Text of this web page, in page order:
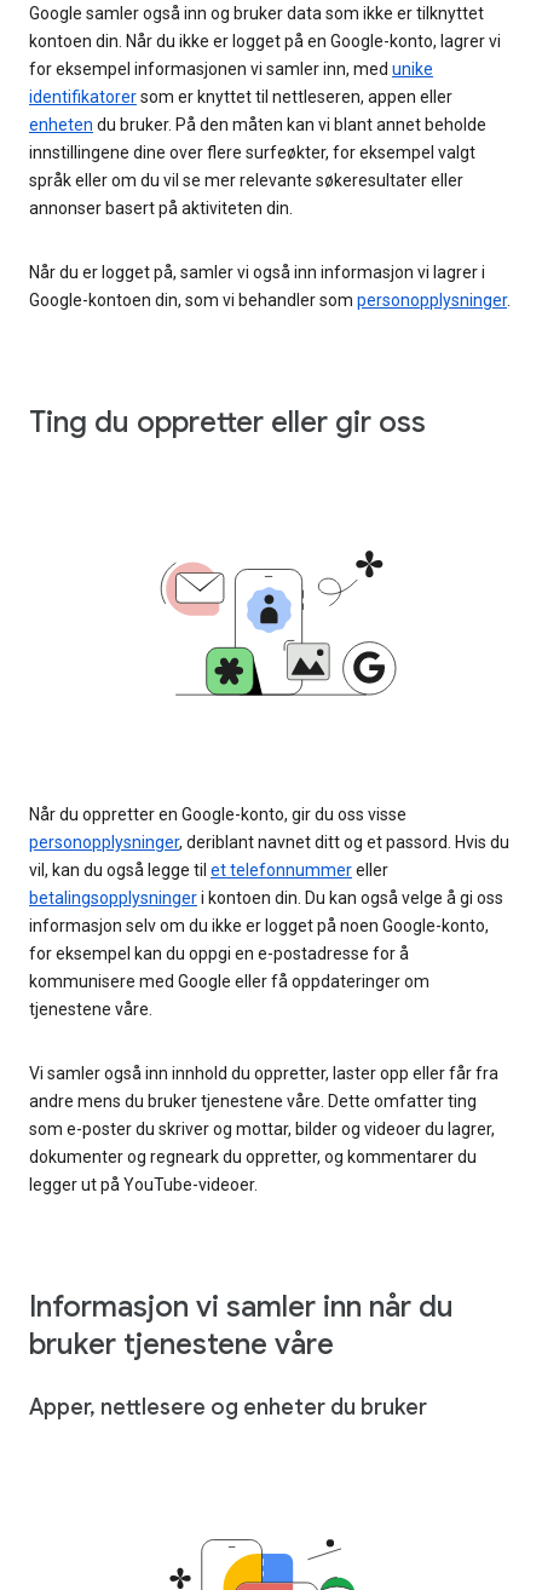
Google samler også inn og bruker data som ikke er tilknyttet
kontoen din. Når du ikke er logget på en Google-konto, lagrer vi
for eksempel informasjonen vi samler inn, med unike
identifikatorersom er knyttet til nettleseren, appen eller
enheten du bruker. På den måten kan vi blant annet beholde
innstillingene dine over flere surfeøkter, for eksempel valgt
språk eller om du vil se mer relevante søkeresultater eller
annonser basert på aktiviteten din.
Når du er logget på, samler vi også inn informasjon vi lagrer i
Google-kontoen din, som vi behandler som personopplysninger.
Ting du oppretter eller gir oss
Når du oppretter en Google-konto, gir du oss visse
personopplysninger, deriblant navnet ditt og et passord. Hvis du
vil, kan du også legge til et telefonnummereller
betalingsopplysningeri kontoen din. Du kan også velge å gi oss
informasjon selv om du ikke er logget på noen Google-konto,
for eksempel kan du oppgi en e-postadresse for å
kommunisere med Google eller få oppdateringer om
tjenestene våre.
Vi samler også inn innhold du oppretter, laster opp eller får fra
andre mens du bruker tjenestene våre. Dette omfatter ting
som e-poster du skriver og mottar, bilder og videoer du lagrer,
dokumenter og regneark du oppretter, og kommentarer du
legger ut på YouTube-videoer.
Informasjon vi samler inn når du
bruker tjenestene våre
Apper, nettlesere og enheter du bruker